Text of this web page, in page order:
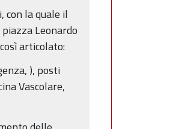
con la quale il
Leonardo
articolato:
), posti
Vascolare,